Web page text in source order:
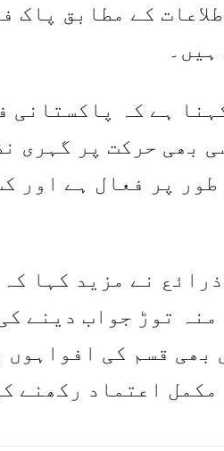
کے مطابق پاک
ہے کہ پاکستانی
بھی حرکت پر گہری
طور پر فعال ہے اور
نے مزید کہا
توڑ جواب دینے
بھی قسم کی
مکمل اعتماد رکھنے